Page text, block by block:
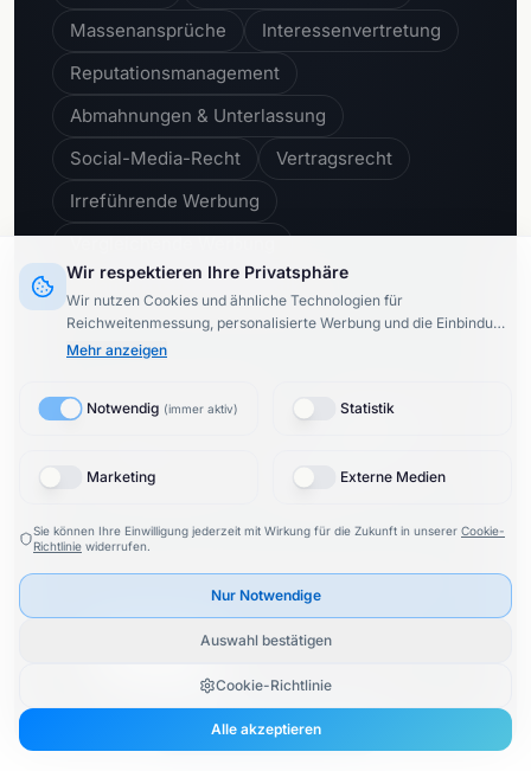
Massenansprüche
Interessenvertretung
Reputationsmanagement
Abmahnungen & Unterlassung
Social-Media-Recht
Vertragsrecht
Irreführende Werbung
Vergleichende Werbung
Unlautere Geschäftspraktiken
Newsletter abonnieren:
748 Bewertungen empfehlen uns
© 2015–2026 KARIMI.legal Rechtsanwaltsgesellschaft
& Rechtsanwalt Roosbeh Karimi.
vorbehalten.
Switch to English
Wir respektieren Ihre Privatsphäre
Wir nutzen Cookies und ähnliche Technologien für
Reichweitenmessung, personalisierte Werbung und die Einbindung
externer Inhalte (§ 25 TTDSG).
(Drittlandtransfer). Datenschutzerklärung
Mehr anzeigen
Notwendig (immer aktiv) Statistik
Marketing Externe Medien
Sie können Ihre Einwilligung jederzeit mit Wirkung für die Zukunft in unserer Cookie-
Richtlinie widerrufen.
Nur Notwendige
Auswahl bestätigen
Cookie-Richtlinie
Alle akzeptieren